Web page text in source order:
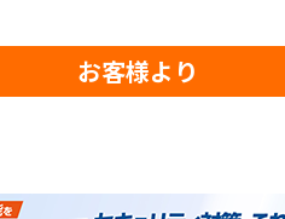
お客様より